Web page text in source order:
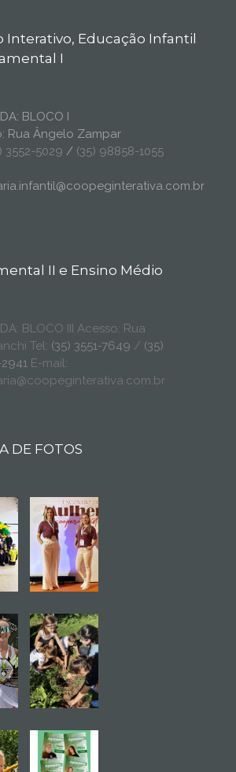
Interativo, Educação Infantil
I
BLOCO I
Rua Ângelo Zampar
3552-5029 / (35) 98858-1055
II e Ensino Médio
BLOCO III Acesso: Rua
Tel: (35) 3551-7649 / (35)
E-mail:
DE FOTOS